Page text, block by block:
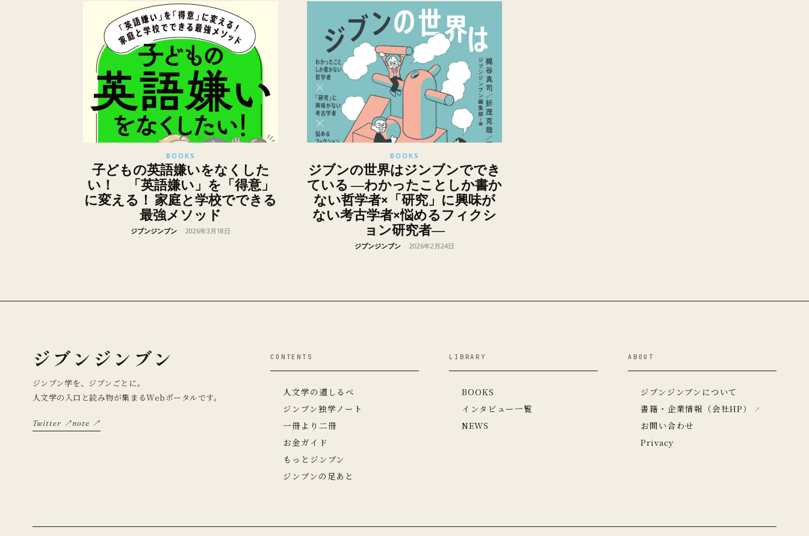
BOOKS
子どもの英語嫌いをなくした
い！ 「英語嫌い」を「得意」
に変える！ 家庭と学校でできる
最強メソッド
ジブンジンブン - 2026年3月18日
BOOKS
ジブンの世界はジンブンででき
ている ―わかったことしか書か
ない哲学者×「研究」に興味が
ない考古学者×悩めるフィクシ
ョン研究者―
ジブンジンブン - 2026年2月24日
ジブンジンブン
ジンブン学を、ジブンごとに。
人文学の入口と読み物が集まるWebポータルです。
Twitter ↗note ↗
CONTENTS
人文学の道しるべ
ジンブン独学ノート
一冊より二冊
お金ガイド
もっとジンブン
ジンブンの足あと
LIBRARY
BOOKS
インタビュー一覧
NEWS
ABOUT
ジブンジンブンについて
書籍・企業情報（会社HP）
お問い合わせ
Privacy